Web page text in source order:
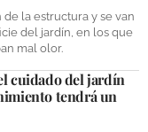
la estructura y se van
del jardín, en los que
mal olor.
cuidado del jardín
tendrá un